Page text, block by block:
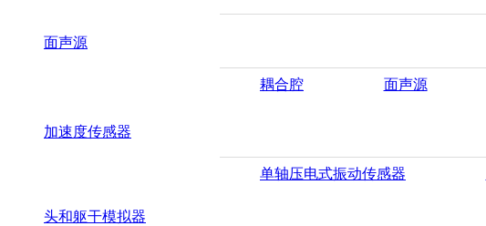
面声源
耦合腔 面声源
加速度传感器
单轴压电式振动传感器
头和躯干模拟器